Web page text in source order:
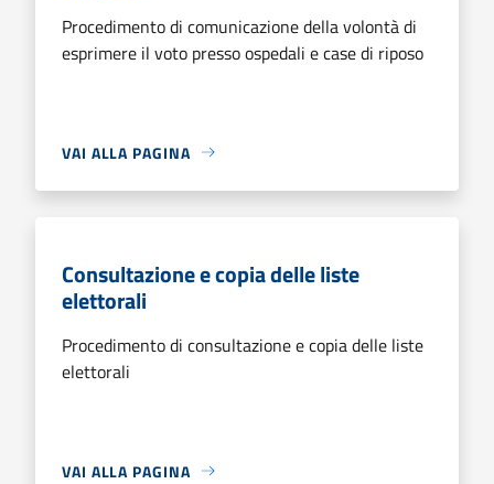
Procedimento di comunicazione della volontà di
esprimere il voto presso ospedali e case di riposo
VAI ALLA PAGINA
Consultazione e copia delle liste
elettorali
Procedimento di consultazione e copia delle liste
elettorali
VAI ALLA PAGINA